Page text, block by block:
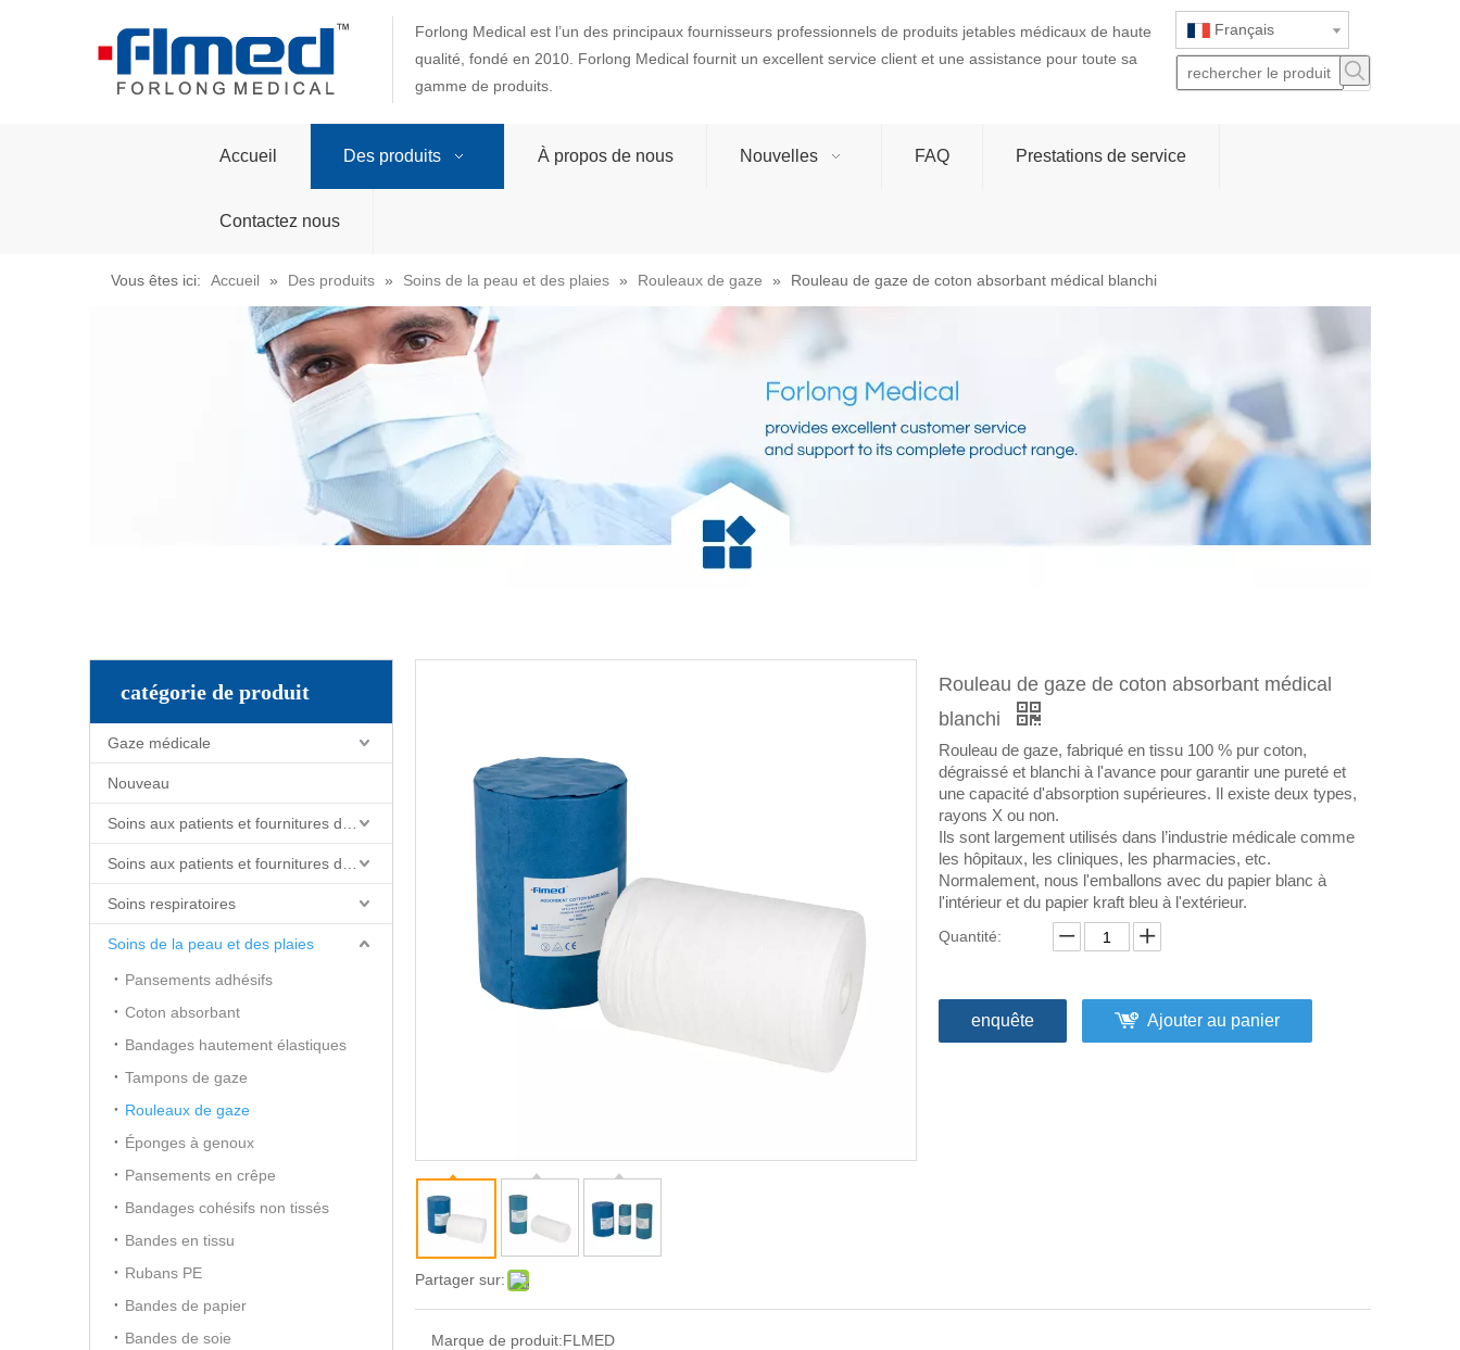
Forlong Medical est l’un des principaux fournisseurs professionnels de produits jetables médicaux de haute
qualité, fondé en 2010. Forlong Medical fournit un excellent service client et une assistance pour toute sa
gamme de produits.
Français
Accueil Des produits À propos de nous Nouvelles FAQ Prestations de service
Contactez nous
Vous êtes ici: Accueil » Des produits » Soins de la peau et des plaies » Rouleaux de gaze » Rouleau de gaze de coton absorbant médical blanchi
catégorie de produit
Gaze médicale
Nouveau
Soins respiratoires
Soins de la peau et des plaies
Pansements adhésifs
Coton absorbant
Bandages hautement élastiques
Tampons de gaze
Rouleaux de gaze
Éponges à genoux
Pansements en crêpe
Bandages cohésifs non tissés
Bandes en tissu
Rubans PE
Bandes de papier
Bandes de soie
Partager sur:
Rouleau de gaze de coton absorbant médical
blanchi
Rouleau de gaze, fabriqué en tissu 100 % pur coton,
dégraissé et blanchi à l'avance pour garantir une pureté et
une capacité d'absorption supérieures. Il existe deux types,
rayons X ou non.
Ils sont largement utilisés dans l’industrie médicale comme
les hôpitaux, les cliniques, les pharmacies, etc.
Normalement, nous l'emballons avec du papier blanc à
l'intérieur et du papier kraft bleu à l'extérieur.
Quantité:
enquête Ajouter au panier
Marque de produit:FLMED